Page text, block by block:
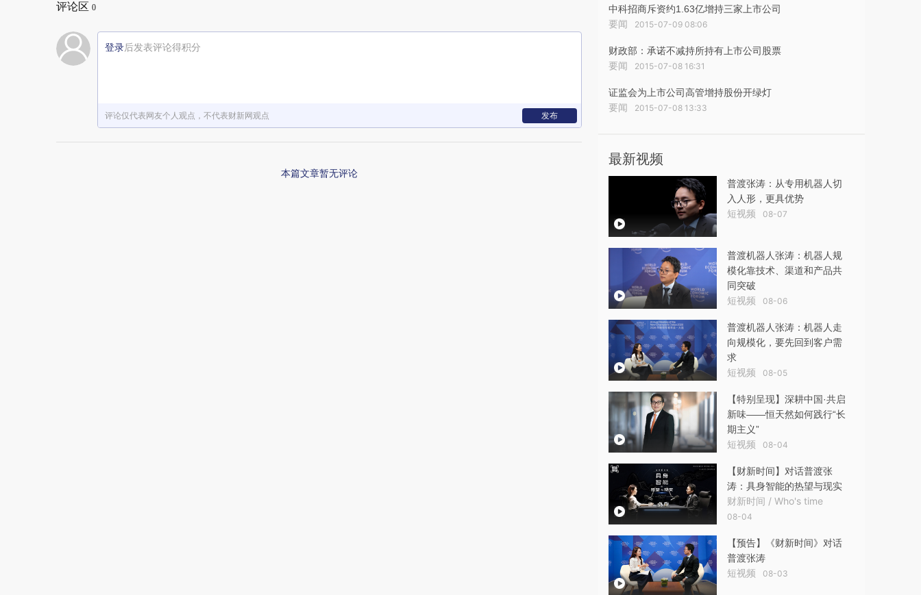
评论区 0
登录后发表评论得积分
评论仅代表网友个人观点，不代表财新网观点 发布
本篇文章暂无评论
中科招商斥资约1.63亿增持三家上市公司
要闻 2015-07-09 08:06
财政部：承诺不减持所持有上市公司股票
要闻 2015-07-08 16:31
证监会为上市公司高管增持股份开绿灯
要闻 2015-07-08 13:33
最新视频
普渡张涛：从专用机器人切
入人形，更具优势
短视频 08-07
普渡机器人张涛：机器人规
模化靠技术、渠道和产品共
同突破
短视频 08-06
普渡机器人张涛：机器人走
向规模化，要先回到客户需
求
短视频 08-05
【特别呈现】深耕中国·共启
新味——恒天然如何践行“长
期主义”
短视频 08-04
【财新时间】对话普渡张
涛：具身智能的热望与现实
财新时间 / Who's time
08-04
【预告】《财新时间》对话
普渡张涛
短视频 08-03